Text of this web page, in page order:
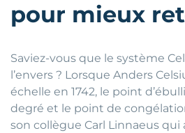
pour mieux
Saviez-vous que le système
l’envers ? Lorsque Anders
échelle en 1742, le point
degré et le point de
son collègue Carl Linnaeus qui